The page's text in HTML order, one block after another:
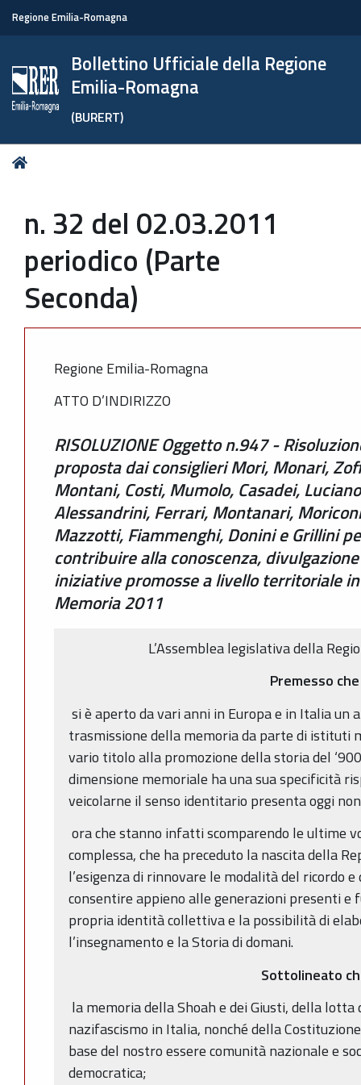
Regione Emilia-Romagna
Bollettino Ufficiale della Regione
Emilia-Romagna
(BURERT)
Tu
n. 32 del 02.03.2011
periodico (Parte
Seconda)
Regione Emilia-Romagna
ATTO D’INDIRIZZO
RISOLUZIONE Oggetto n.947 -
proposta dai consiglieri Mori, Monari,
Montani, Costi, Mumolo, Casadei,
Alessandrini, Ferrari, Montanari,
Mazzotti, Fiammenghi, Donini e Grillini
contribuire alla conoscenza,
iniziative promosse a livello territoriale
Memoria 2011
L’Assemblea legislativa della
Premesso che
si è aperto da vari anni in Europa e in Italia
trasmissione della memoria da parte di istituti
vario titolo alla promozione della storia del
dimensione memoriale ha una sua specificità
veicolarne il senso identitario presenta oggi
ora che stanno infatti scomparendo le ultime
complessa, che ha preceduto la nascita della
l’esigenza di rinnovare le modalità del ricordo
consentire appieno alle generazioni presenti e
propria identità collettiva e la possibilità di
l’insegnamento e la Storia di domani.
Sottolineato
la memoria della Shoah e dei Giusti, della
nazifascismo in Italia, nonché della
base del nostro essere comunità nazionale e
democratica;